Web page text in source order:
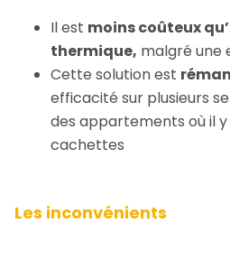
Il est moins coûteux
thermique, malgré une
Cette solution est
efficacité sur plusieurs
des appartements où il
cachettes
Les inconvénients